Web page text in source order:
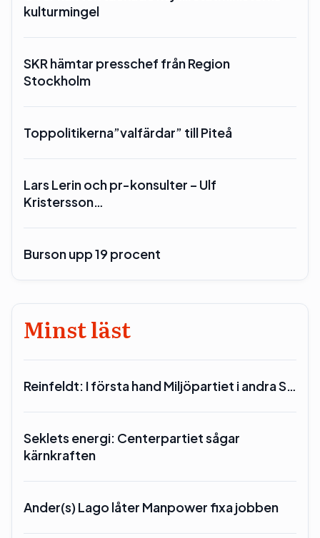
kulturmingel
SKR hämtar presschef från Region
Stockholm
Toppolitikerna”valfärdar” till Piteå
Lars Lerin och pr-konsulter – Ulf
Kristersson…
Burson upp 19 procent
Minst läst
Reinfeldt: I första hand Miljöpartiet i andra S…
Seklets energi: Centerpartiet sågar
kärnkraften
Ander(s) Lago låter Manpower fixa jobben